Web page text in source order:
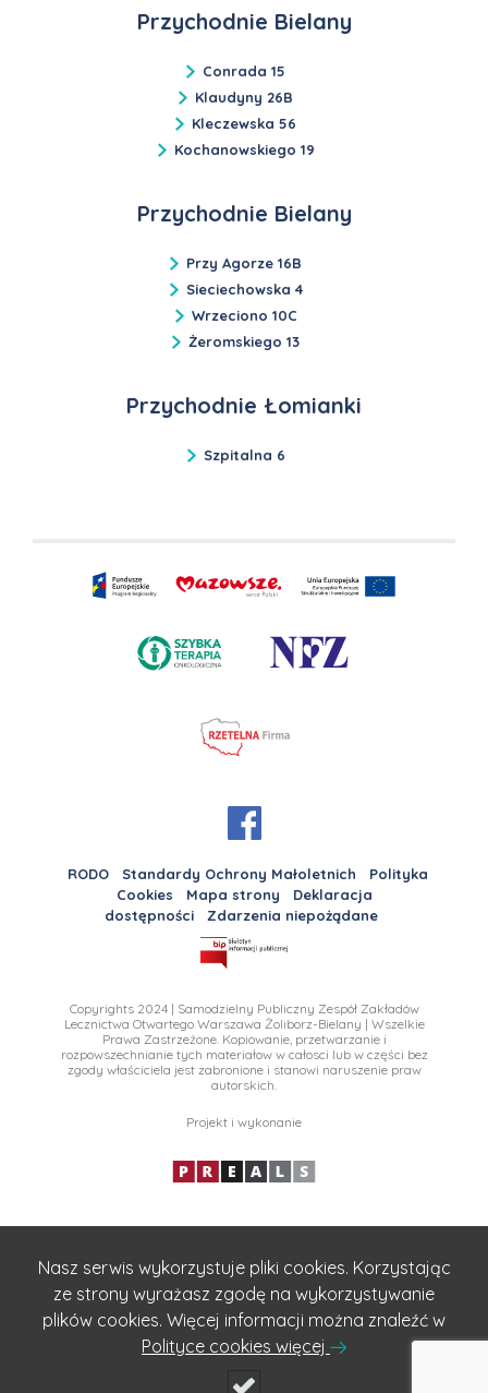
Przychodnie Bielany
Conrada 15
Klaudyny 26B
Kleczewska 56
Kochanowskiego 19
Przychodnie Bielany
Przy Agorze 16B
Sieciechowska 4
Wrzeciono 10C
Żeromskiego 13
Przychodnie Łomianki
Szpitalna 6
RODO Standardy Ochrony Małoletnich
Polityka
Cookies
Mapa strony
Deklaracja
dostępności
Zdarzenia niepożądane
Copyrights 2024 | Samodzielny Publiczny Zespół Zakładów
Lecznictwa Otwartego Warszawa Żoliborz-Bielany | Wszelkie
Prawa Zastrzeżone. Kopiowanie, przetwarzanie i
rozpowszechnianie tych materiałow w całosci lub w części bez
zgody właściciela jest zabronione i stanowi naruszenie praw
autorskich.
Projekt i wykonanie
Nasz serwis wykorzystuje pliki cookies. Korzystając
ze strony wyrażasz zgodę na wykorzystywanie
plików cookies. Więcej informacji można znaleźć w
Polityce cookies więcej